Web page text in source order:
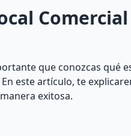
que conozcas qué
este artículo, te
exitosa.